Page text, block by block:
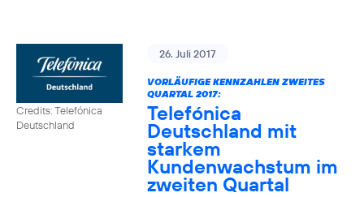
Credits: Telefónica
Deutschland
26. Juli 2017
VORLÄUFIGE KENNZAHLEN ZWEITES
QUARTAL 2017:
Telefónica
Deutschland mit
starkem
Kundenwachstum im
zweiten Quartal